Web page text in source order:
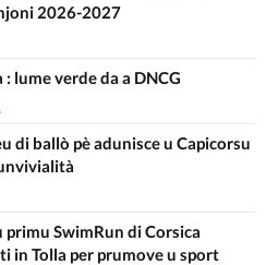
2026-2027
lume verde da a DNCG
di ballò pè adunisce u Capicorsu
primu SwimRun di Corsica
in Tolla per prumove u sport